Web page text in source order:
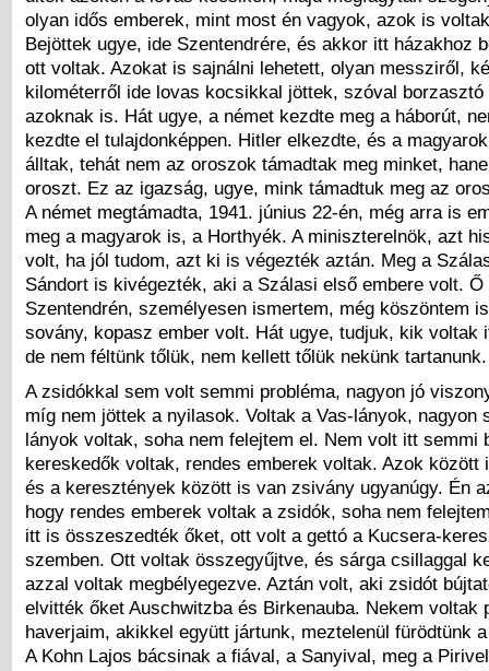
olyan idős emberek, mint most én vagyok, azok is
Bejöttek ugye, ide Szentendrére, és akkor itt házakhoz
ott voltak. Azokat is sajnálni lehetett, olyan messziről,
kilométerről ide lovas kocsikkal jöttek, szóval
azoknak is. Hát ugye, a német kezdte meg a háborút,
kezdte el tulajdonképpen. Hitler elkezdte, és a
álltak, tehát nem az oroszok támadtak meg minket,
oroszt. Ez az igazság, ugye, mink támadtuk meg az
A német megtámadta, 1941. június 22-én, még arra is
meg a magyarok is, a Horthyék. A miniszterelnök, azt
volt, ha jól tudom, azt ki is végezték aztán. Meg a
Sándort is kivégezték, aki a Szálasi első embere volt.
Szentendrén, személyesen ismertem, még köszöntem
sovány, kopasz ember volt. Hát ugye, tudjuk, kik voltak
de nem féltünk tőlük, nem kellett tőlük nekünk tartanunk.
A zsidókkal sem volt semmi probléma, nagyon jó
míg nem jöttek a nyilasok. Voltak a Vas-lányok, nagyon
lányok voltak, soha nem felejtem el. Nem volt itt semmi
kereskedők voltak, rendes emberek voltak. Azok között
és a keresztények között is van zsivány ugyanúgy. Én
hogy rendes emberek voltak a zsidók, soha nem
itt is összeszedték őket, ott volt a gettó a Kucsera-
szemben. Ott voltak összegyűjtve, és sárga csillaggal
azzal voltak megbélyegezve. Aztán volt, aki zsidót
elvitték őket Auschwitzba és Birkenauba. Nekem voltak
haverjaim, akikkel együtt jártunk, meztelenül fürödtünk
A Kohn Lajos bácsinak a fiával, a Sanyival, meg a